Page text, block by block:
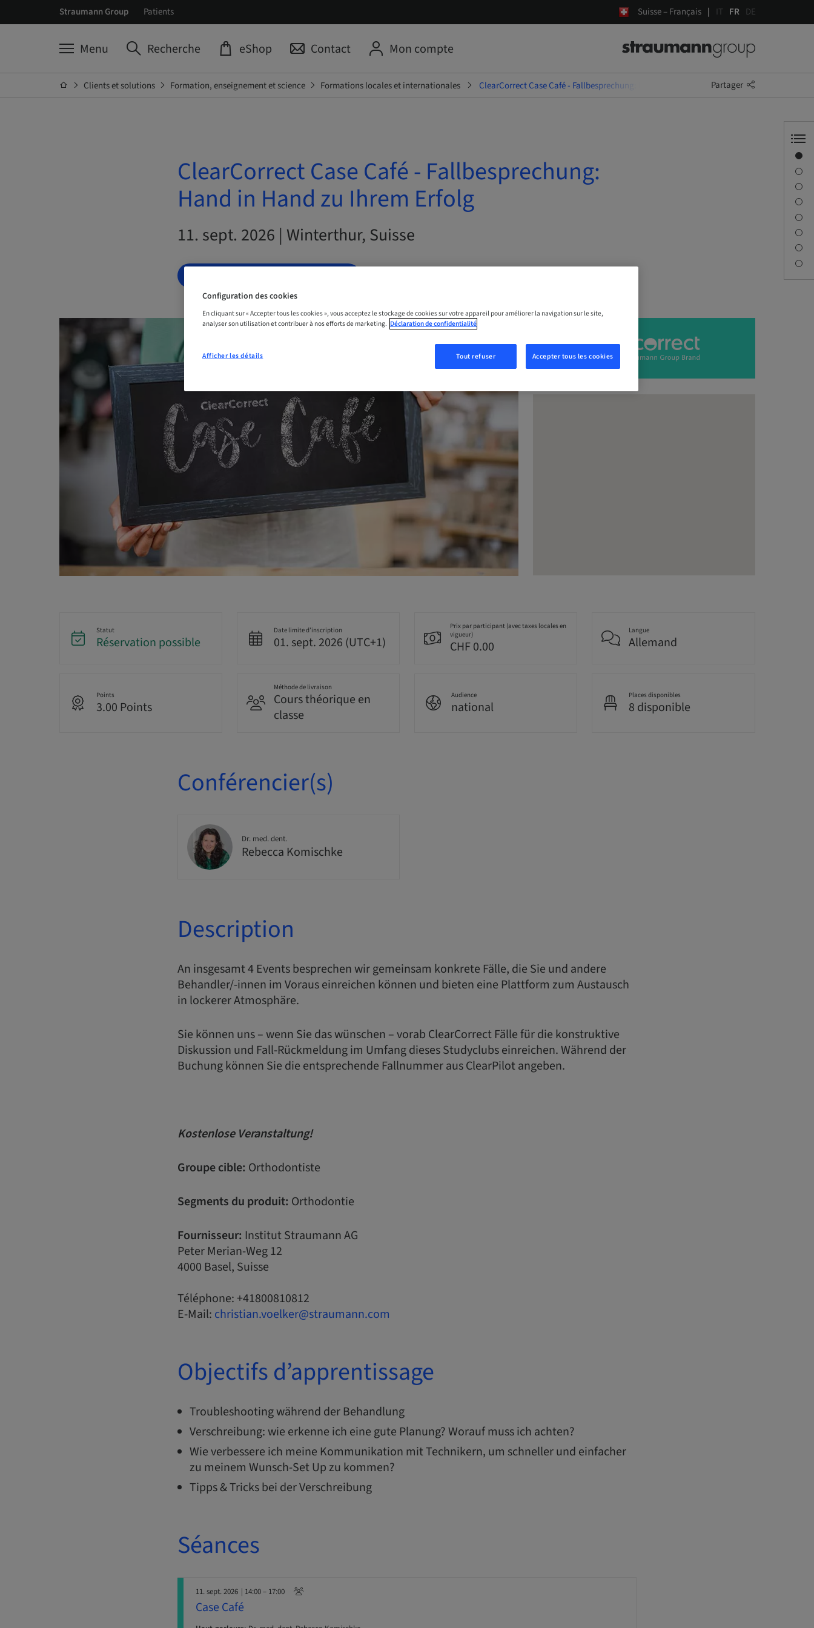
Straumann Group Patients Suisse – Français IT FR DE
Menu Recherche eShop Contact Mon compte
Clients et solutions Formation, enseignement et science Formations locales et internationales ClearCorrect Case Café - Fallbesprechung: Hand in Hand zu Ihrem Erfolg
Partager
ClearCorrect Case Café - Fallbesprechung:
Hand in Hand zu Ihrem Erfolg
11. sept. 2026 | Winterthur, Suisse
Statut
Réservation possible
Date limite d’inscription
01. sept. 2026 (UTC+1)
Prix par participant (avec taxes locales en
vigueur)
CHF 0.00
Langue
Allemand
Points
3.00 Points
Méthode de livraison
Cours théorique en
classe
Audience
national
Places disponibles
8 disponible
Conférencier(s)
Dr. med. dent.
Rebecca Komischke
Description
An insgesamt 4 Events besprechen wir gemeinsam konkrete Fälle, die Sie und andere
Behandler/-innen im Voraus einreichen können und bieten eine Plattform zum Austausch
in lockerer Atmosphäre.
Sie können uns – wenn Sie das wünschen – vorab ClearCorrect Fälle für die konstruktive
Diskussion und Fall-Rückmeldung im Umfang dieses Studyclubs einreichen. Während der
Buchung können Sie die entsprechende Fallnummer aus ClearPilot angeben.
Kostenlose Veranstaltung!
Groupe cible: Orthodontiste
Segments du produit: Orthodontie
Fournisseur: Institut Straumann AG
Peter Merian-Weg 12
4000 Basel, Suisse
Téléphone: +41800810812
E-Mail: christian.voelker@straumann.com
Objectifs d’apprentissage
Troubleshooting während der Behandlung
Verschreibung: wie erkenne ich eine gute Planung? Worauf muss ich achten?
Wie verbessere ich meine Kommunikation mit Technikern, um schneller und einfacher
zu meinem Wunsch-Set Up zu kommen?
Tipps & Tricks bei der Verschreibung
Séances
11. sept. 2026 | 14:00 – 17:00
Case Café
Configuration des cookies
En cliquant sur « Accepter tous les cookies », vous acceptez le stockage de cookies sur votre appareil pour améliorer la navigation sur le site,
analyser son utilisation et contribuer à nos efforts de marketing. Déclaration de confidentialité
Tout refuser Accepter tous les cookies
Afficher les détails